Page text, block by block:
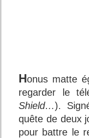
Honus matte
regarder le
Shield…).
quête de deux
pour battre le